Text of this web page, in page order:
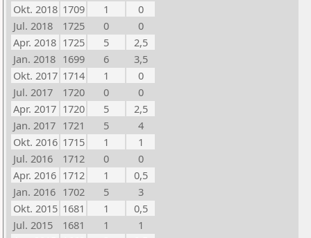
Okt. 2018 1709 1
0
Jul. 2018
1725 0
0
Apr. 2018 1725 5
2,5
Jan. 2018 1699 6
3,5
Okt. 2017 1714 1
0
Jul. 2017
1720 0
0
Apr. 2017 1720 5
2,5
Jan. 2017 1721 5
4
Okt. 2016 1715 1
1
Jul. 2016
1712 0
0
Apr. 2016 1712 1
0,5
Jan. 2016 1702 5
3
Okt. 2015 1681 1
0,5
Jul. 2015
1681 1
1